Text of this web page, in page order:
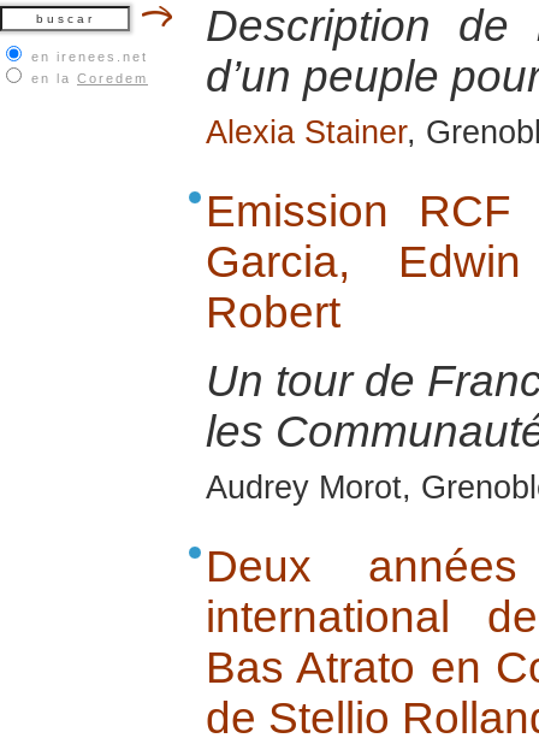
en irenees.net
en la Coredem
Description
d’un peuple
Alexia Stainer,
Emission
Garcia,
Robert
Un tour de
les
Audrey Morot,
Deux années
international
Bas Atrato en
de Stellio